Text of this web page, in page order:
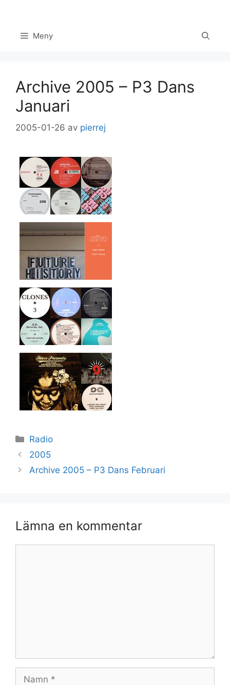
innehåll Meny
Archive 2005 – P3 Dans
Januari
2005-01-26 av pierrej
Kategorier
Radio
2005
Archive 2005 – P3 Dans Februari
Lämna en kommentar